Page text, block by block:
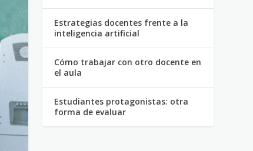
Estrategias docentes frente a la
inteligencia artificial
Cómo trabajar con otro docente en
el aula
Estudiantes protagonistas: otra
forma de evaluar